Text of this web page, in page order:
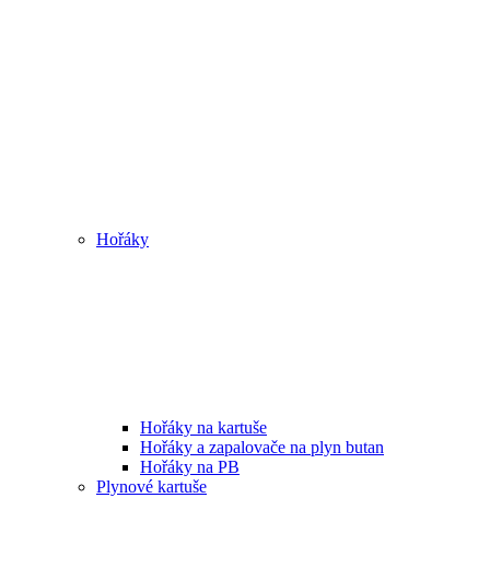
Hořáky
Hořáky na kartuše
Hořáky a zapalovače na plyn butan
Hořáky na PB
Plynové kartuše